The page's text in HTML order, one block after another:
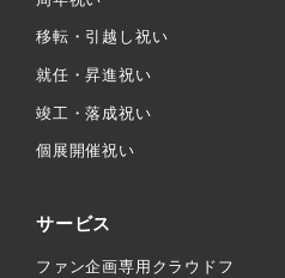
移転・引越し祝い
就任・昇進祝い
竣工・落成祝い
個展開催祝い
サービス
ファン企画専用クラウドフ